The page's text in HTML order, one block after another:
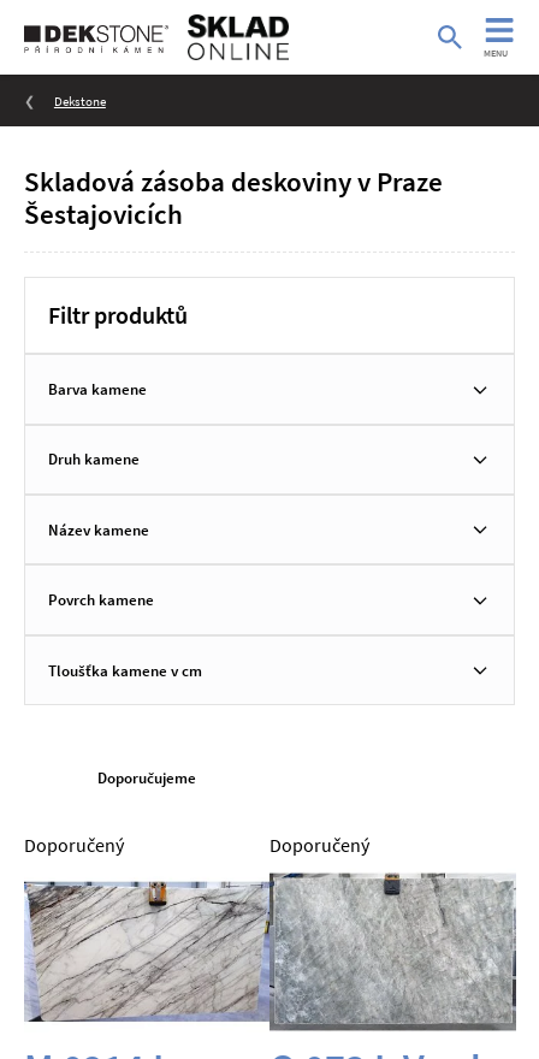
MENU
Dekstone
Skladová zásoba deskoviny v Praze
Šestajovicích
Filtr produktů
Barva kamene
Druh kamene
Název kamene
Povrch kamene
Tloušťka kamene v cm
Doporučujeme
Doporučený Doporučený